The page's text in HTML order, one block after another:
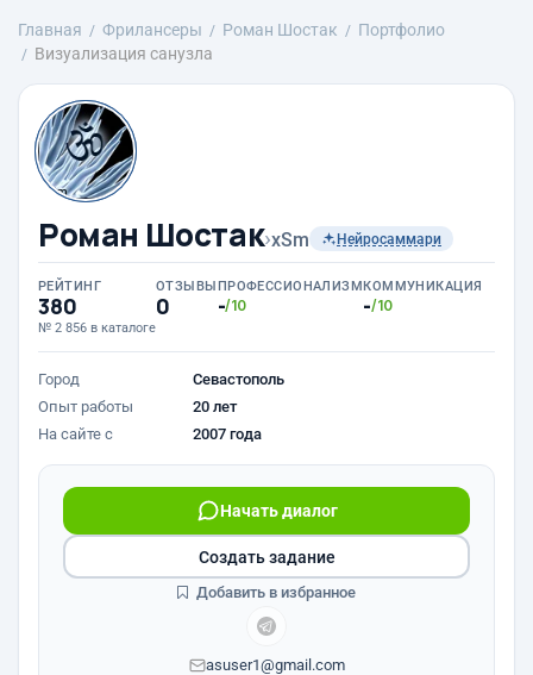
Главная Фрилансеры Роман Шостак
Портфолио
Визуализация санузла
Роман Шостак›xSm Нейросаммари
РЕЙТИНГ
380
№ 2 856 в каталоге
ОТЗЫВЫ
0
ПРОФЕССИОНАЛИЗМ
-/10
КОММУНИКАЦИЯ
-/10
Город
Севастополь
Опыт работы
20 лет
На сайте с
2007 года
Начать диалог
asuser1@gmail.com
Создать задание
Добавить в избранное